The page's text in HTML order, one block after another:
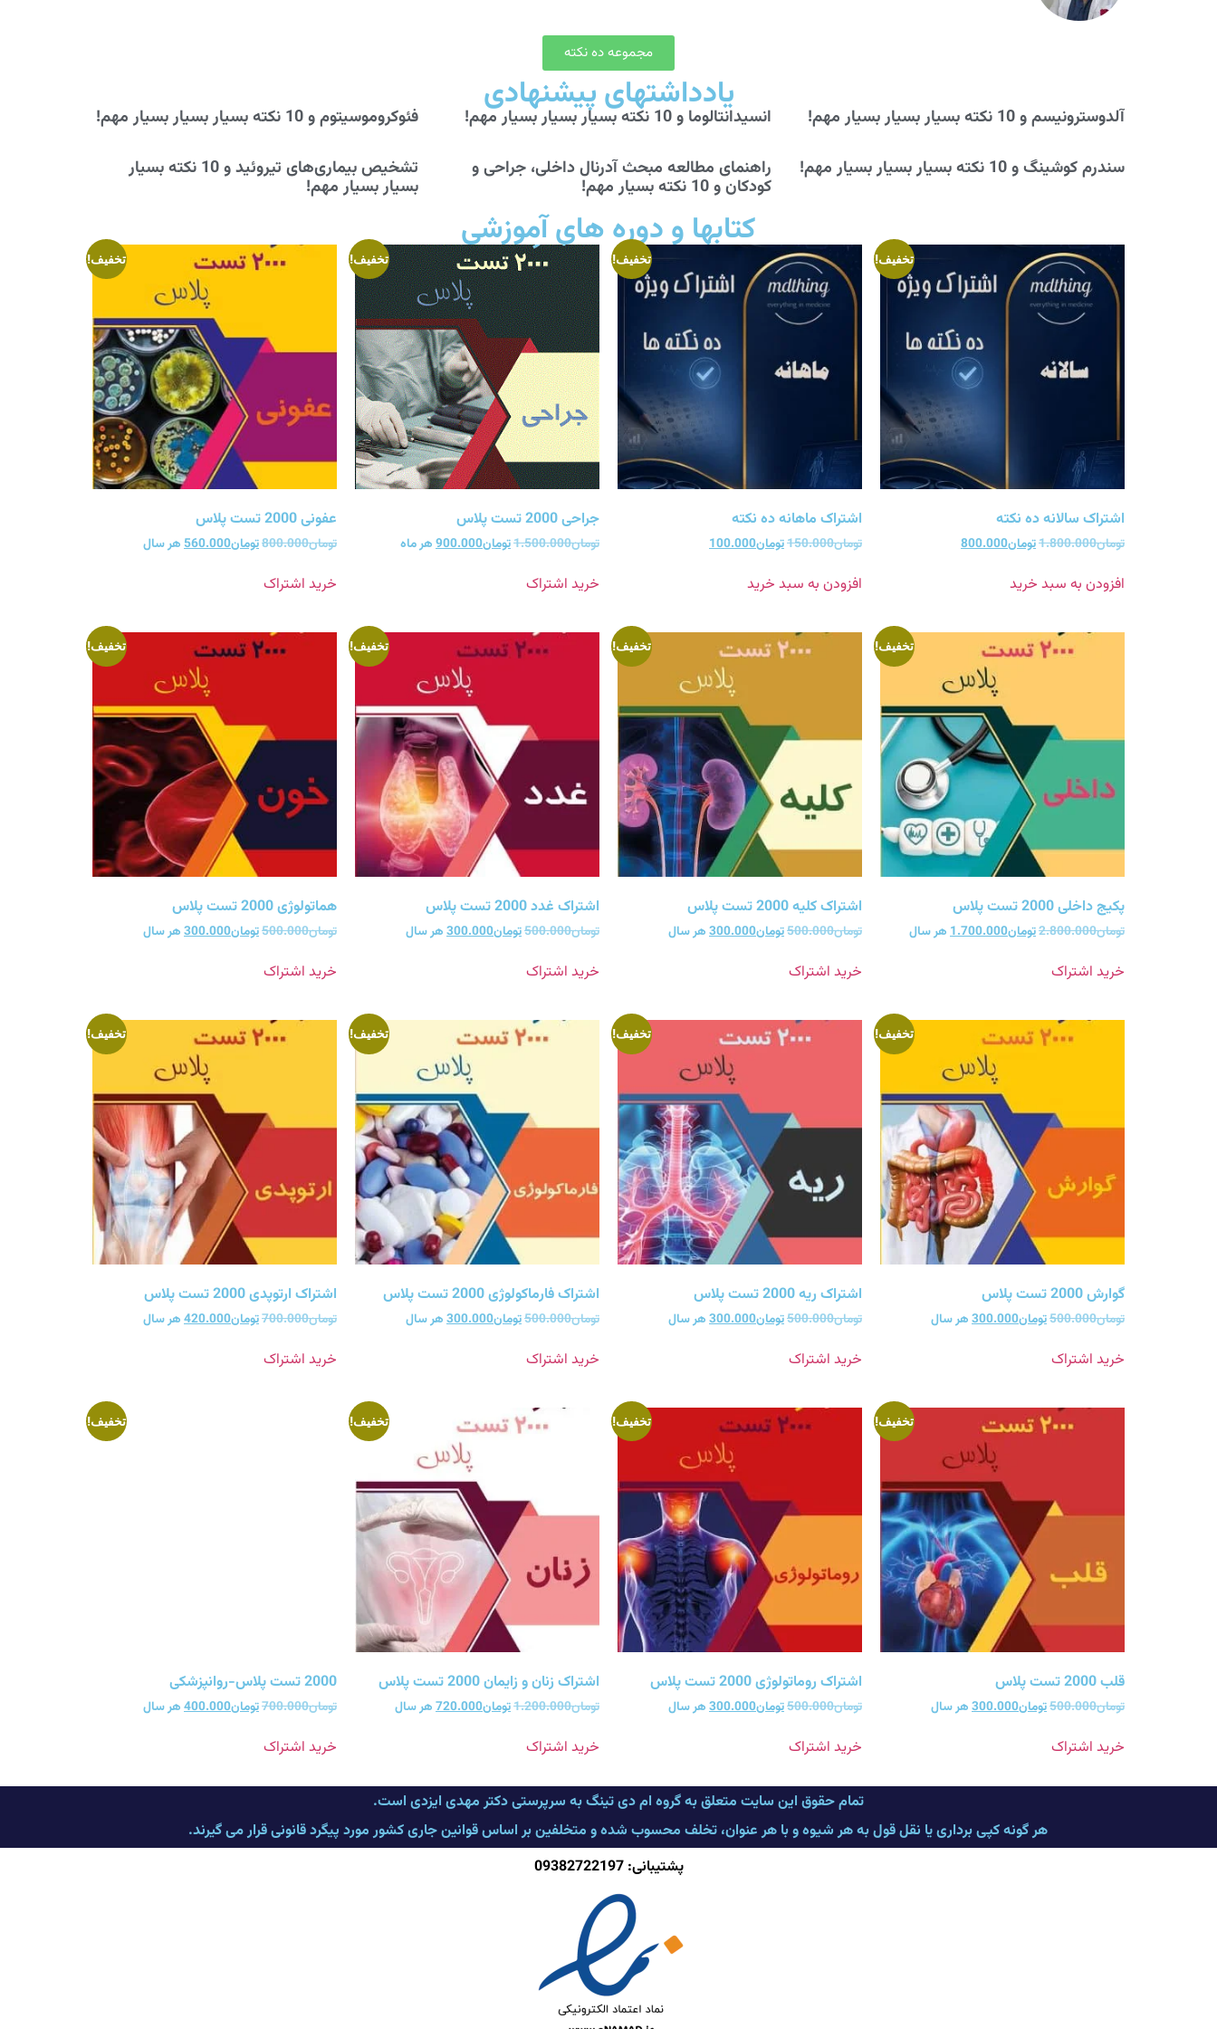
مجموعه ده نکته
یادداشتهای پیشنهادی
آلدوسترونیسم و 10 نکته بسیار بسیار بسیار مهم! انسیدانتالوما و 10 نکته بسیار بسیار بسیار مهم!
فئوکروموسیتوم و 10 نکته بسیار بسیار بسیار مهم!
سندرم کوشینگ و 10 نکته بسیار بسیار بسیار مهم!
راهنمای مطالعه مبحث آدرنال داخلی، جراحی و
کودکان و 10 نکته بسیار مهم!
تشخیص بیماری‌های تیروئید و 10 نکته بسیار
بسیار بسیار مهم!
کتابها و دوره های آموزشی
تخفیف!
اشتراک سالانه ده نکته
تومان1.800.000تومان800.000
افزودن به سبد خرید
تخفیف!
اشتراک ماهانه ده نکته
تومان150.000تومان100.000
افزودن به سبد خرید
تخفیف!
جراحی 2000 تست پلاس
تومان1.500.000تومان900.000هر ماه
خرید اشتراک
تخفیف!
عفونی 2000 تست پلاس
تومان800.000تومان560.000هر سال
خرید اشتراک
تخفیف!
پکیج داخلی 2000 تست پلاس
تومان2.800.000تومان1.700.000هر سال
خرید اشتراک
تخفیف!
اشتراک کلیه 2000 تست پلاس
تومان500.000تومان300.000هر سال
خرید اشتراک
تخفیف!
اشتراک غدد 2000 تست پلاس
تومان500.000تومان300.000هر سال
خرید اشتراک
تخفیف!
هماتولوژی 2000 تست پلاس
تومان500.000تومان300.000هر سال
خرید اشتراک
تخفیف!
گوارش 2000 تست پلاس
تومان500.000تومان300.000هر سال
خرید اشتراک
تخفیف!
اشتراک ریه 2000 تست پلاس
تومان500.000تومان300.000هر سال
خرید اشتراک
تخفیف!
اشتراک فارماکولوژی 2000 تست پلاس
تومان500.000تومان300.000هر سال
خرید اشتراک
تخفیف!
اشتراک ارتوپدی 2000 تست پلاس
تومان700.000تومان420.000هر سال
خرید اشتراک
تخفیف!
قلب 2000 تست پلاس
تومان500.000تومان300.000هر سال
خرید اشتراک
تخفیف!
اشتراک روماتولوژی 2000 تست پلاس
تومان500.000تومان300.000هر سال
خرید اشتراک
تخفیف!
اشتراک زنان و زایمان 2000 تست پلاس
تومان1.200.000تومان720.000هر سال
خرید اشتراک
تخفیف!
2000 تست پلاس-روانپزشکی
تومان700.000تومان400.000هر سال
خرید اشتراک
تمام حقوق این سایت متعلق به گروه ام دی تینگ به سرپرستی دکتر مهدی ایزدی است.
هر گونه کپی برداری یا نقل قول به هر شیوه و با هر عنوان، تخلف محسوب شده و متخلفین بر اساس قوانین جاری کشور مورد پیگرد قانونی قرار می گیرند.
پشتیبانی: 09382722197